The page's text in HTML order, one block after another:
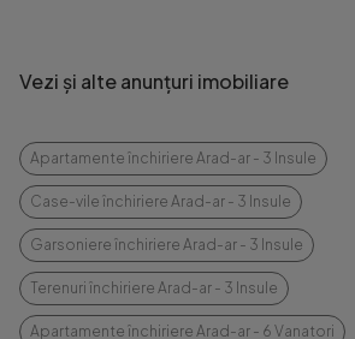
Vezi și alte anunțuri imobiliare
Apartamente închiriere Arad-ar - 3 Insule
Case-vile închiriere Arad-ar - 3 Insule
Garsoniere închiriere Arad-ar - 3 Insule
Terenuri închiriere Arad-ar - 3 Insule
Apartamente închiriere Arad-ar - 6 Vanatori